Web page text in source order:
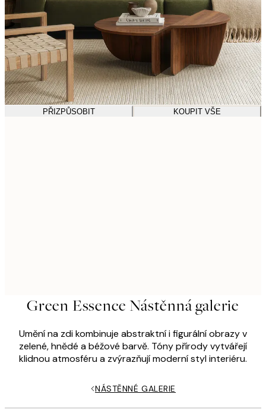
PŘIZPŮSOBIT KOUPIT VŠE
Green Essence Nástěnná galerie
Umění na zdi kombinuje abstraktní i figurální obrazy v
zelené, hnědé a béžové barvě. Tóny přírody vytvářejí
klidnou atmosféru a zvýrazňují moderní styl interiéru.
NÁSTĚNNÉ GALERIE